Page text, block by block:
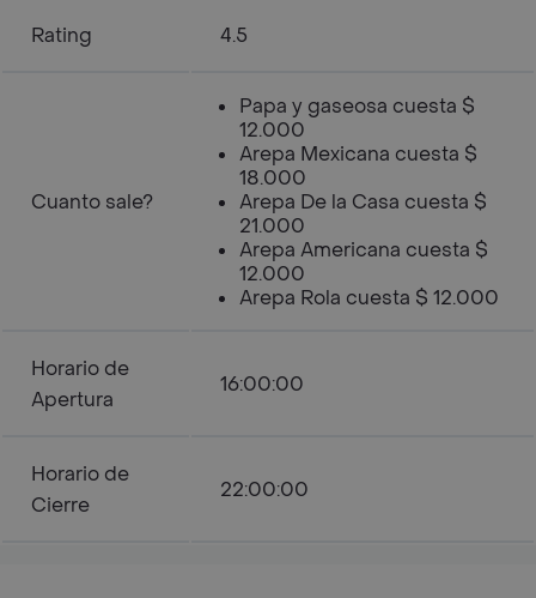
Rating 4.5
Cuanto sale?
Papa y gaseosa cuesta $
12.000
Arepa Mexicana cuesta $
18.000
Arepa De la Casa cuesta $
21.000
Arepa Americana cuesta $
12.000
Arepa Rola cuesta $ 12.000
Horario de
Apertura
16:00:00
Horario de
Cierre
22:00:00